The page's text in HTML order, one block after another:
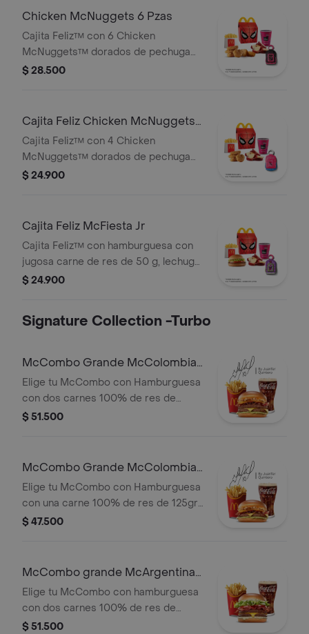
pequeñas crujientes, cascos de
manzana y juguete a elección o sujeto
a disponibilidad.
Chicken McNuggets 6 Pzas
Cajita Feliz™ con 6 Chicken
McNuggets™ dorados de pechuga
de pollo, sin colorantes ni
Moraah, papas pequeñas crujientes,
cascos de manzana y juguete a
elección o sujeto a disponibilidad.
$ 28.500
Cajita Feliz Chicken McNuggets
4 pzas
Cajita Feliz™ con 4 Chicken
McNuggets™ dorados de pechuga
de pollo, sin colorantes ni
Moraah, papas pequeñas crujientes,
cascos de manzana y juguete a
elección o sujeto a disponibilidad.
$ 24.900
Cajita Feliz McFiesta Jr
Cajita Feliz™ con hamburguesa con
jugosa carne de res de 50 g, lechuga
fresca, tomate, mayonesa cremosa y
Moraah, papas pequeñas crujientes,
elección o sujeto a disponibilidad.
$ 24.900
Signature Collection -Turbo
McCombo Grande McColombia
2 Carnes
Elige tu McCombo con Hamburguesa
con dos carnes 100% de res de
125gr c/u, salsa chicharron, cebolla
con papas grandes y gaseosa grande
$ 51.500
McCombo Grande McColombia 1
Carne
Elige tu McCombo con Hamburguesa
con una carne 100% de res de 125gr
c/u, salsa chicharron, cebolla crispy,
papas grandes y gaseosa grande a
$ 47.500
McCombo grande McArgentina
2 Carnes
Elige tu McCombo con hamburguesa
con dos carnes 100% de res de
125gr c/u, salsa mayo chimichurri,
$ 51.500